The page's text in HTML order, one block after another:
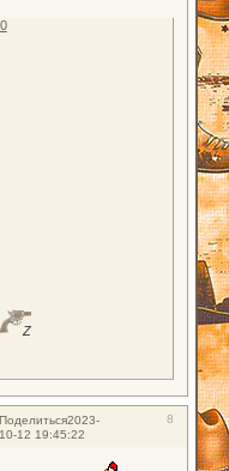
Z
0
Поделиться 8
2023-
10-12 19:45:22